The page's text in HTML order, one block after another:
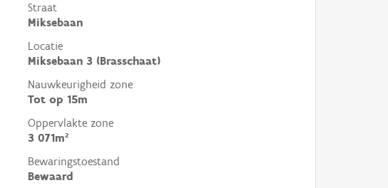
Straat
Miksebaan
Locatie
Miksebaan 3 (Brasschaat)
Nauwkeurigheid zone
Tot op 15m
Oppervlakte zone
3 071m²
Bewaringstoestand
Bewaard